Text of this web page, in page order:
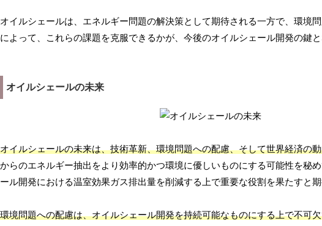
オイルシェールは、エネルギー問題の解決策として期待される一方で、環境
によって、これらの課題を克服できるかが、今後のオイルシェール開発の鍵と
オイルシェールの未来
オイルシェールの未来は、技術革新、環境問題への配慮、そして世界経済の
からのエネルギー抽出をより効率的かつ環境に優しいものにする可能性を秘
ール開発における温室効果ガス排出量を削減する上で重要な役割を果たすと期
環境問題への配慮は、オイルシェール開発を持続可能なものにする上で不可